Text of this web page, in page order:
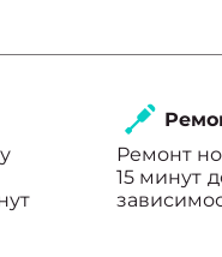
Ремонт
15 минут